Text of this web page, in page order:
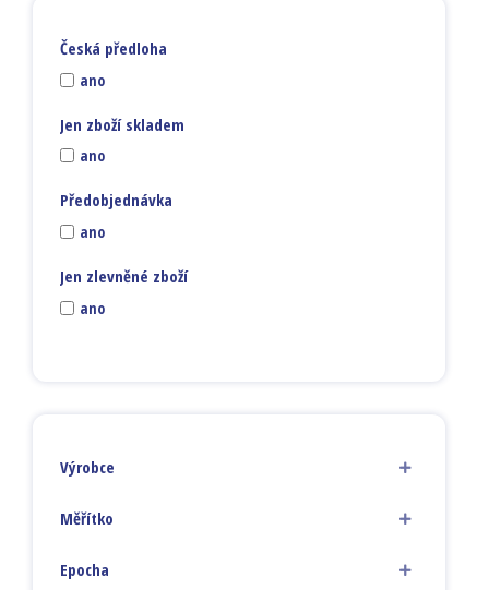
Česká předloha
ano
Jen zboží skladem
ano
Předobjednávka
ano
Jen zlevněné zboží
ano
Výrobce
Měřítko
Epocha